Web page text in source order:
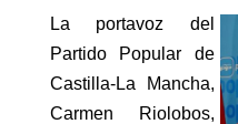
La portavoz del
Partido Popular de
Castilla-La Mancha,
Carmen Riolobos,